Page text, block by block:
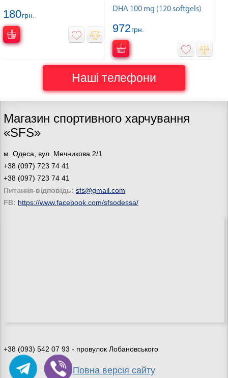
180грн.
DHA 100 mg (120 softgels)
972грн.
Наші телефони
Магазин спортивного харчування
«SFS»
м. Одеса, вул. Мечникова 2/1
+38 (097) 723 74 41
+38 (097) 723 74 41
Питання-відповідь: sfs@gmail.com
FB: https://www.facebook.com/sfsodessa/
+38 (093) 542 07 93 - провулок Лобановського
Повна версія сайту